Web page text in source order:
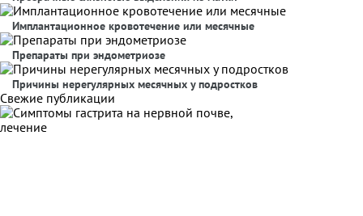
Имплантационное кровотечение или месячные
Препараты при эндометриозе
Причины нерегулярных месячных у подростков
Свежие публикации